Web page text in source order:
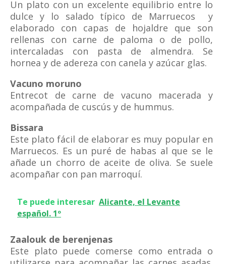
Un plato con un excelente equilibrio entre lo
dulce y lo salado típico de Marruecos y
elaborado con capas de hojaldre que son
rellenas con carne de paloma o de pollo,
intercaladas con pasta de almendra. Se
hornea y de adereza con canela y azúcar glas.
Vacuno moruno
Entrecot de carne de vacuno macerada y
acompañada de cuscús y de hummus.
Bissara
Este plato fácil de elaborar es muy popular en
Marruecos. Es un puré de habas al que se le
añade un chorro de aceite de oliva. Se suele
acompañar con pan marroquí.
Te puede interesar Alicante, el Levante
español. 1º
Zaalouk de berenjenas
Este plato puede comerse como entrada o